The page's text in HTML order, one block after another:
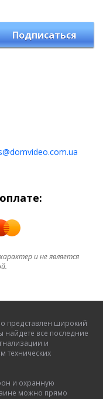
Подписаться
и не является
представлен широкий
найдете все последние
и
технических
и охранную
можно прямо